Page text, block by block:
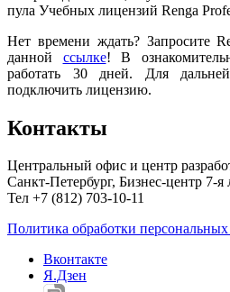
пула Учебных лицензий Renga
Нет времени ждать? Запросите
данной ссылке! В
работать 30 дней. Для
подключить лицензию.
Контакты
Центральный офис и центр
Санкт-Петербург, Бизнес-центр 7-
Тел +7 (812) 703-10-11
Политика обработки
Вконтакте
Я.Дзен